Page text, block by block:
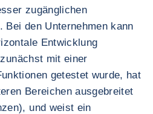
zugänglichen
Bei den Unternehmen kann
Entwicklung
mit einer
getestet wurde, hat
Bereichen ausgebreitet
und weist ein